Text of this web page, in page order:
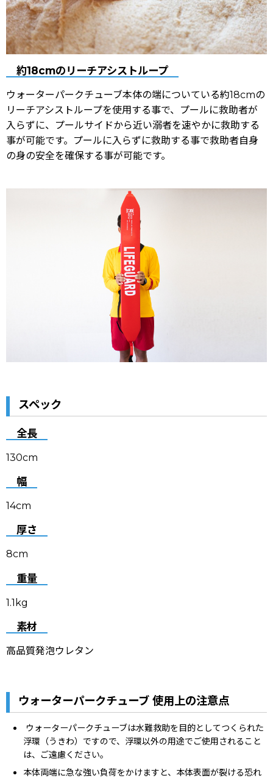
約18cmのリーチアシストループ
ウォーターパークチューブ本体の端についている約18cmの
リーチアシストループを使用する事で、プールに救助者が
入らずに、プールサイドから近い溺者を速やかに救助する
事が可能です。プールに入らずに救助する事で救助者自身
の身の安全を確保する事が可能です。
スペック
全長
130cm
幅
14cm
厚さ
8cm
重量
1.1kg
素材
高品質発泡ウレタン
ウォーターパークチューブ 使用上の注意点
ウォーターパークチューブは水難救助を目的としてつくられた
浮環（うきわ）ですので、浮環以外の用途でご使用されること
は、ご遠慮ください。
本体両端に急な強い負荷をかけますと、本体表面が裂ける恐れ